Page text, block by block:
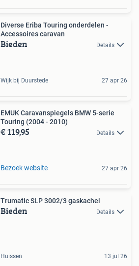
Diverse Eriba Touring onderdelen -
Accessoires caravan
Bieden Details
Wijk bij Duurstede 27 apr 26
EMUK Caravanspiegels BMW 5-serie
Touring (2004 - 2010)
€ 119,95 Details
Bezoek website 27 apr 26
Trumatic SLP 3002/3 gaskachel
Bieden Details
Huissen 13 jul 26